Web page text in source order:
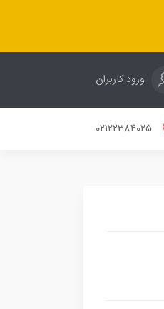
ورود کاربران